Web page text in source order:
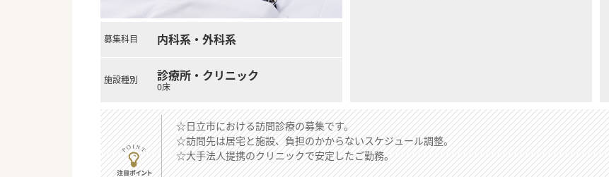
募集科目 内科系・外科系
施設種別 診療所・クリニック
0床
☆日立市における訪問診療の募集です。
☆訪問先は居宅と施設、負担のかからないスケジュール調整。
☆大手法人提携のクリニックで安定したご勤務。